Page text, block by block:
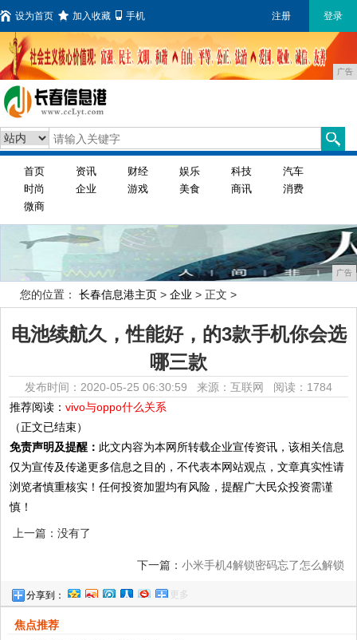
设为首页 加入收藏 手机 注册 登录
广告
首页 资讯 财经 娱乐 科技
汽车
时尚
企业 游戏 美食 商讯
消费
微商
广告
您的位置： 长春信息港主页 > 企业 > 正文 >
电池续航久，性能好，的3款手机你会选
哪三款
发布时间：2020-05-25 06:30:59 来源：互联网 阅读：1784
推荐阅读：vivo与oppo什么关系
（正文已结束）
免责声明及提醒： 此文内容为本网所转载企业宣传资讯，该相关信息
仅为宣传及传递更多信息之目的，不代表本网站观点，文章真实性请
浏览者慎重核实！任何投资加盟均有风险，提醒广大民众投资需谨
慎！
上一篇：没有了
下一篇： 小米手机4解锁密码忘了怎么解锁
分享到： 更多
焦点推荐